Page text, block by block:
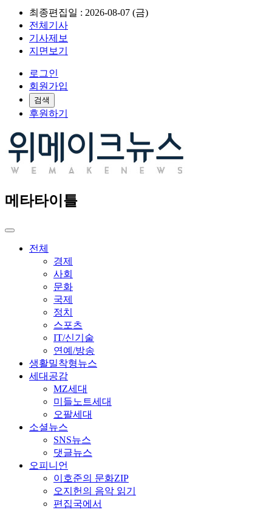
최종편집일 : 2026-08-07 (금)
전체기사
기사제보
지면보기
로그인
회원가입
검색
후원하기
메타타이틀
전체
경제
사회
문화
국제
정치
스포츠
IT/신기술
연예/방송
생활밀착형뉴스
세대공감
MZ세대
미들노트세대
오팔세대
소셜뉴스
SNS뉴스
댓글뉴스
오피니언
이호준의 문화ZIP
오지헌의 음악 읽기
편집국에서